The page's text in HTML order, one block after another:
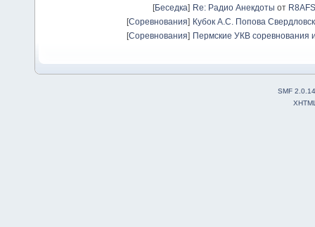
[Беседка] Re: Радио Анекдоты от R8AFS
[Соревнования] Кубок А.С. Попова
[Соревнования] Пермские УКВ соревнования
SMF 2.0.14